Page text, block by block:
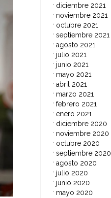
diciembre 2021
noviembre 2021
octubre 2021
septiembre 2021
agosto 2021
julio 2021
junio 2021
mayo 2021
abril 2021
marzo 2021
febrero 2021
enero 2021
diciembre 2020
noviembre 2020
octubre 2020
septiembre 2020
agosto 2020
julio 2020
junio 2020
mayo 2020